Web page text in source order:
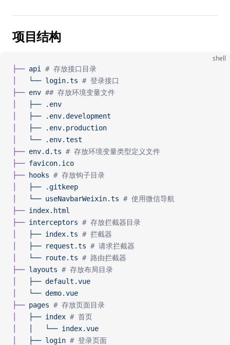
项目结构
shell
├── api
# 存放接口目录
└── login.ts # 登录接口
├── env ## 存放环境变量文件
├── .env
├── .env.development
├── .env.production
└── .env.test
├── env.d.ts # 存放环境变量类型定义文件
├── favicon.ico
├── hooks # 存放钩子目录
├── .gitkeep
└── useNavbarWeixin.ts # 使用微信导航
├── index.html
├── interceptors # 存放拦截器目录
├── index.ts # 拦截器
├── request.ts # 请求拦截器
└── route.ts # 路由拦截器
├── layouts # 存放布局目录
├── default.vue
└── demo.vue
├── pages # 存放页面目录
├── index # 首页
└── index.vue
├── login # 登录页面